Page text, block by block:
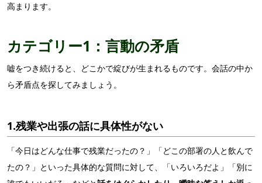
高まります。
カテゴリー1 ：言動の矛盾
嘘をつき続けると、どこかで綻びが生まれるものです。会話の中か
ら矛盾点を探してみましょう。
1.残業や出張の話に具体性がない
「今日はどんな仕事で残業だったの？」「どこの部署の人と飲んで
たの？」といった具体的な質問に対して、「いろいろだよ」「別に